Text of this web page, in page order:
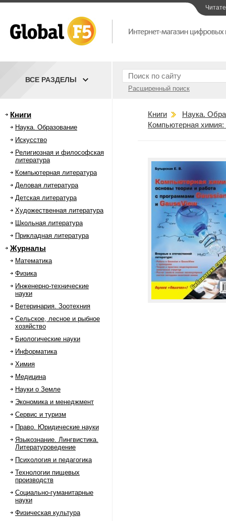
Расширенный поиск
ВСЕ РАЗДЕЛЫ
Книги
Наука. Образование
Искусство
Религиозная и философская
литература
Компьютерная литература
Деловая литература
Детская литература
Художественная литература
Школьная литература
Прикладная литература
Журналы
Математика
Физика
Инженерно-технические
науки
Ветеринария. Зоотехния
Сельское, лесное и рыбное
хозяйство
Биологические науки
Информатика
Химия
Медицина
Науки о Земле
Экономика и менеджмент
Сервис и туризм
Право. Юридические науки
Языкознание. Лингвистика.
Литературоведение
Психология и педагогика
Технологии пищевых
производств
Социально-гуманитарные
науки
Физическая культура
Книги
Наука.
Компьютерная